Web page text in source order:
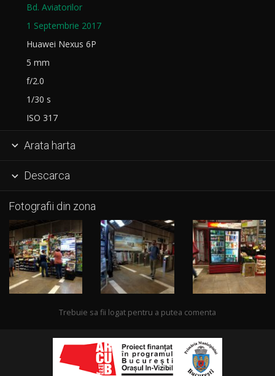
Bd. Aviatorilor
1 Septembrie 2017
Huawei Nexus 6P
5 mm
f/2.0
1/30 s
ISO 317
 Arata harta
 Descarca
Fotografii din zona
Trebuie sa fii logat pentru a putea comenta